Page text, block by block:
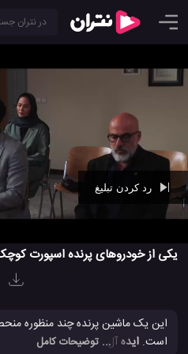
یکی از خودروهای پرنده اسپورت کوچک
است. ایدهآل برای بررسی زمین های
... توضیحات کامل